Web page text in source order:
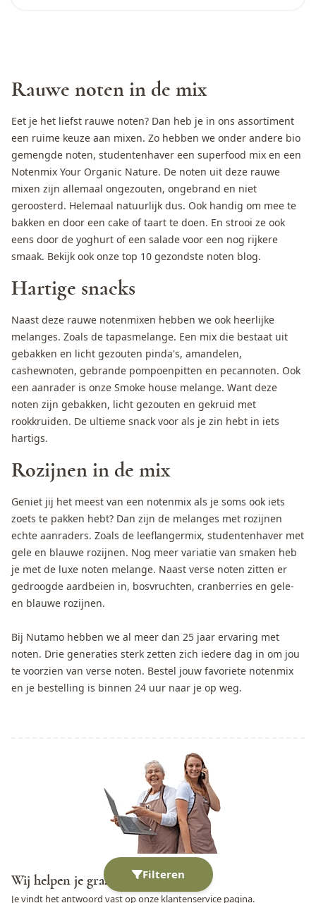
Filteren
Rauwe noten in de mix
Eet je het liefst rauwe noten? Dan heb je in ons assortiment
een ruime keuze aan mixen. Zo hebben we onder andere bio
gemengde noten, studentenhaver een superfood mix en een
Notenmix Your Organic Nature. De noten uit deze rauwe
mixen zijn allemaal ongezouten, ongebrand en niet
geroosterd. Helemaal natuurlijk dus. Ook handig om mee te
bakken en door een cake of taart te doen. En strooi ze ook
eens door de yoghurt of een salade voor een nog rijkere
smaak. Bekijk ook onze top 10 gezondste noten blog.
Hartige snacks
Naast deze rauwe notenmixen hebben we ook heerlijke
melanges. Zoals de tapasmelange. Een mix die bestaat uit
gebakken en licht gezouten pinda's, amandelen,
cashewnoten, gebrande pompoenpitten en pecannoten. Ook
een aanrader is onze Smoke house melange. Want deze
noten zijn gebakken, licht gezouten en gekruid met
rookkruiden. De ultieme snack voor als je zin hebt in iets
hartigs.
Rozijnen in de mix
Geniet jij het meest van een notenmix als je soms ook iets
zoets te pakken hebt? Dan zijn de melanges met rozijnen
echte aanraders. Zoals de leeflangermix, studentenhaver met
gele en blauwe rozijnen. Nog meer variatie van smaken heb
je met de luxe noten melange. Naast verse noten zitten er
gedroogde aardbeien in, bosvruchten, cranberries en gele-
en blauwe rozijnen.
Bij Nutamo hebben we al meer dan 25 jaar ervaring met
noten. Drie generaties sterk zetten zich iedere dag in om jou
te voorzien van verse noten. Bestel jouw favoriete notenmix
en je bestelling is binnen 24 uur naar je op weg.
Wij helpen je graag
Je vindt het antwoord vast op onze klantenservice pagina.